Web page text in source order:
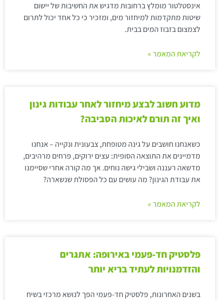
אינסטלטור מומלץ ברחובות מדגיש את החשיבות של יישום
שיטות מתקדמות למיחזור מים, ומזכיר כי כל אחד יכול לתרום
לצמצום בזבוז המים בבית.
לקריאת המאמר »
מדוע חשוב לבצע מיחזור לאחר עבודות גינון
ואיך זה תורם לאיכות הסביבה?
כשאנחנו חושבים על גינה מטופחת, צבעונית ונקייה – אנחנו
מדמיינים את התוצאה הסופית: עצים ירוקים, פרחים מרהיבים,
מדשאה רעננה ושבילי גישה נוחים. אך מה קורה אחרי שסיימנו
את עבודת הגינון? מה עושים עם כל הפסולת שנשארה?
לקריאת המאמר »
פלסטיק חד-פעמי באירופה: אתגרים
והזדמנויות לעתיד בריא יותר
בשנים האחרונות, פלסטיק חד-פעמי הפך לנושא מרכזי בשיח